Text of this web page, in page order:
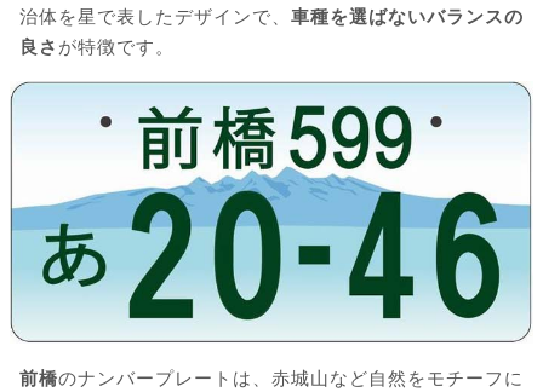
治体を星で表したデザインで、 車種を選ばないバランスの
良さ が特徴です。
前橋のナンバープレートは、赤城山など自然をモチーフに